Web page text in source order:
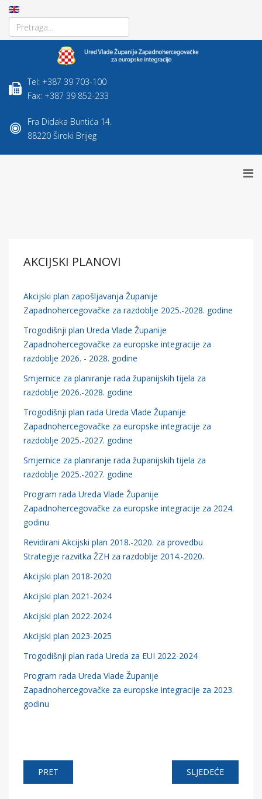
Tel: +387 39 703-100
Fax: +387 39 852-233
Fra Didaka Buntića 14.
88220 Široki Brijeg
AKCIJSKI PLANOVI
Akcijski plan zapošljavanja Županije
Zapadnohercegovačke za razdoblje 2025.-2028. godine
Trogodišnji plan Ureda Vlade Županije
Zapadnohercegovačke za europske integracije za
razdoblje 2026. - 2028. godine
Smjernice za planiranje rada županijskih tijela za
razdoblje 2026.-2028. godine
Trogodišnji plan rada Ureda Vlade Županije
Zapadnohercegovačke za europske integracije za
razdoblje 2025.-2027. godine
Smjernice za planiranje rada županijskih tijela za
razdoblje 2025.-2027. godine
Program rada Ureda Vlade Županije
Zapadnohercegovačke za europske integracije za 2024.
godinu
Revidirani Akcijski plan 2018.-2020. za provedbu
Strategije razvitka ŽZH za razdoblje 2014.-2020.
Akcijski plan 2018-2020
Akcijski plan 2021-2024
Akcijski plan 2022-2024
Akcijski plan 2023-2025
Trogodišnji plan rada Ureda za EUI 2022-2024
Program rada Ureda Vlade Županije
Zapadnohercegovačke za europske integracije za 2023.
godinu
PRET SLJEDEĆE